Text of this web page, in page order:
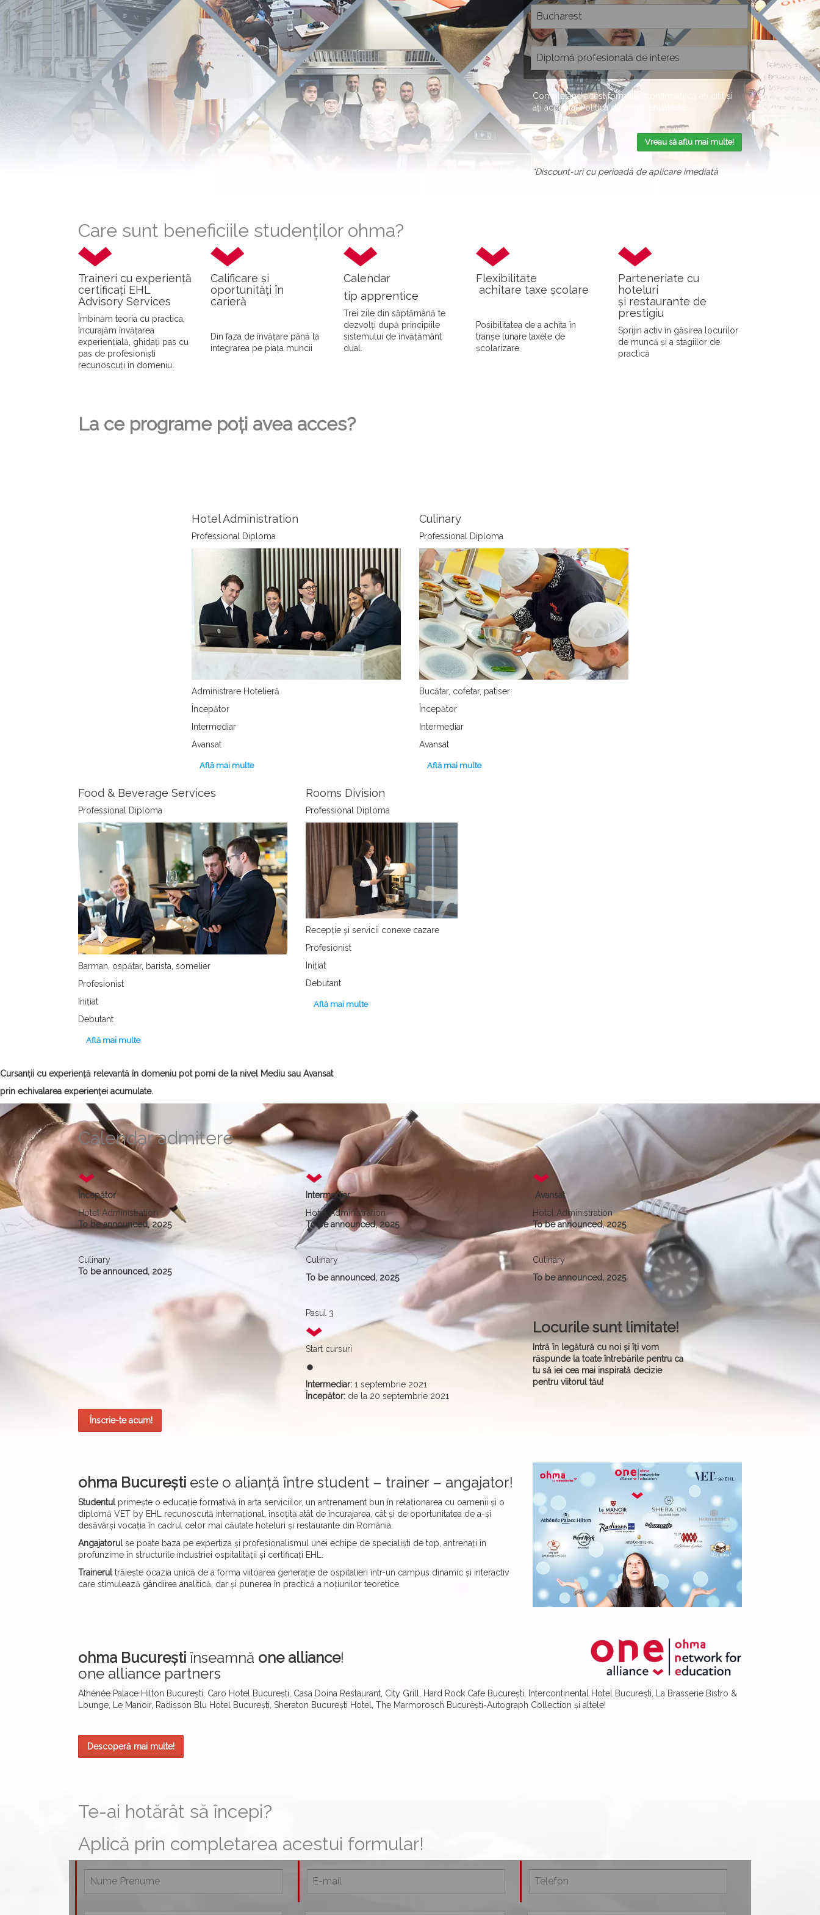
Completând acest formular, confirmați că ați citit și
ați acceptatPolitica de confidențialitate
Vreau să aflu mai multe!
*Discount-uri cu perioadă de aplicare imediată
Care sunt beneficiile studenților ohma?
Traineri cu experiență
certificați EHL
Advisory Services
Îmbinăm teoria cu practica,
încurajăm învățarea
experiențială, ghidați pas cu
pas de profesioniști
recunoscuți în domeniu.
Calificare și
oportunități în
carieră
Din faza de învățare până la
integrarea pe piața muncii
Calendar
tip apprentice
Trei zile din săptămână te
dezvolți după principiile
sistemului de învățământ
dual.
Flexibilitate
achitare taxe școlare
Posibilitatea de a achita în
tranșe lunare taxele de
școlarizare
Parteneriate cu
hoteluri
și restaurante de
prestigiu
Sprijin activ în găsirea locurilor
de muncă și a stagiilor de
practică
La ce programe poți avea acces?
Hotel Administration
Professional Diploma
Administrare Hotelieră
Începător
Intermediar
Avansat
Află mai multe
Culinary
Professional Diploma
Bucătar, cofetar, patiser
Începător
Intermediar
Avansat
Află mai multe
Food & Beverage Services
Professional Diploma
Barman, ospătar, barista, somelier
Profesionist
Inițiat
Debutant
Află mai multe
Rooms Division
Professional Diploma
Recepție și servicii conexe cazare
Profesionist
Inițiat
Debutant
Află mai multe
Cursanții cu experiență relevantă în domeniu pot porni de la nivel Mediu sau Avansat
prin echivalarea experienței acumulate.
Calendar admitere
Începător
Hotel Administration
To be announced, 2025
Culinary
To be announced, 2025
Intermediar
Hotel Administration
To be announced, 2025
Culinary
To be announced, 2025
Avansat
Hotel Administration
To be announced, 2025
Culinary
To be announced, 2025
Pasul 3
Start cursuri
fiber_manual_record
Intermediar:1 septembrie 2021
Începător:de la 20 septembrie 2021
Locurile sunt limitate!
Intră în legătură cu noi și îți vom
răspunde la toate întrebările pentru ca
tu să iei cea mai inspirată decizie
pentru viitorul tău!
Înscrie-te acum!
ohma București este o alianță între student – trainer – angajator!
Studentul primește o educație formativă în arta serviciilor, un antrenament bun în relaționarea cu oamenii și o
diplomă VET by EHL recunoscută internațional, însoțită atât de încurajarea, cât și de oportunitatea de a-și
desăvârși vocația în cadrul celor mai căutate hoteluri și restaurante din România.
Angajatorul se poate baza pe expertiza și profesionalismul unei echipe de specialiști de top, antrenați în
profunzime în structurile industriei ospitalității și certificați EHL.
Trainerul trăiește ocazia unică de a forma viitoarea generație de ospitalieri într-un campus dinamic și interactiv
care stimulează gândirea analitică, dar și punerea în practică a noțiunilor teoretice.
ohma București înseamnă one alliance!
one alliance partners
Athénée Palace Hilton București, Caro Hotel București, Casa Doina Restaurant, City Grill, Hard Rock Cafe București, Intercontinental Hotel București, La Brasserie Bistro &
Lounge, Le Manoir, Radisson Blu Hotel București, Sheraton București Hotel, The Marmorosch București-Autograph Collection și altele!
Descoperă mai multe!
Te-ai hotărât să începi?
Aplică prin completarea acestui formular!